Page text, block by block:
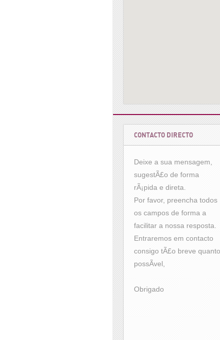
CONTACTO DIRECTO
Deixe a sua mensagem,
sugestÃ£o de forma
rÃ¡pida e direta.
Por favor, preencha todos
os campos de forma a
facilitar a nossa resposta.
Entraremos em contacto
consigo tÃ£o breve quanto
possÃ­vel,
Obrigado